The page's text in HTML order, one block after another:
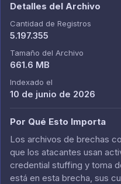
Detalles del Archivo
Cantidad de Registros
5.197.355
Tamaño del Archivo
661.6 MB
Indexado el
10 de junio de 2026
Por Qué Esto Importa
Los archivos de brechas
que los atacantes usan
credential stuffing y toma
está en esta brecha, sus